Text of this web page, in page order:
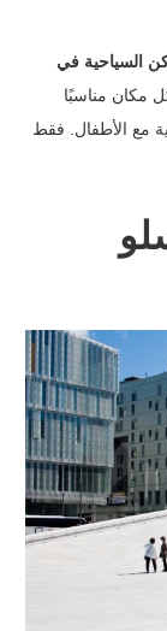
السياحية في
مكان مناسبًا
مع الأطفال. فقط